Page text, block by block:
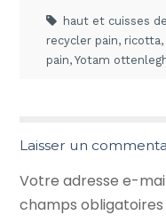
haut et cuisses
recycler pain, ricotta,
pain,Yotam
Laisser un
Votre adresse e-
champs